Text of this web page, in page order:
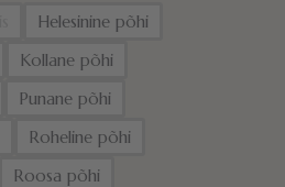
Helesinine põhi
Kollane põhi
Punane põhi
Roheline põhi
Roosa põhi